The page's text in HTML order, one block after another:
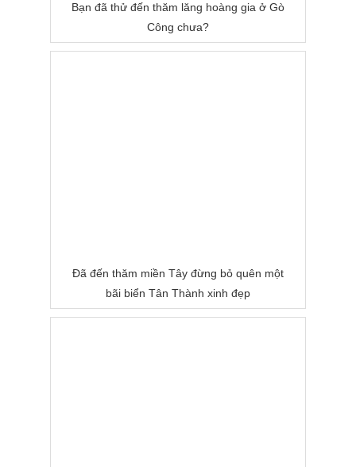
Bạn đã thử đến thăm lăng hoàng gia ở Gò
Công chưa?
Đã đến thăm miền Tây đừng bỏ quên một
bãi biển Tân Thành xinh đẹp